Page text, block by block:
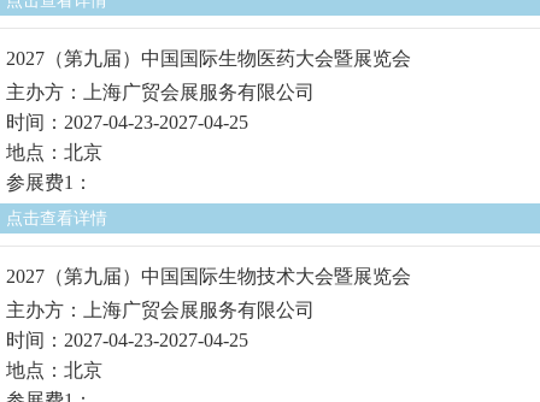
2027（第九届）中国国际生物医药大会暨展览会
主办方：上海广贸会展服务有限公司
时间：2027-04-23-2027-04-25
地点：北京
参展费1：
点击查看详情
2027（第九届）中国国际生物技术大会暨展览会
主办方：上海广贸会展服务有限公司
时间：2027-04-23-2027-04-25
地点：北京